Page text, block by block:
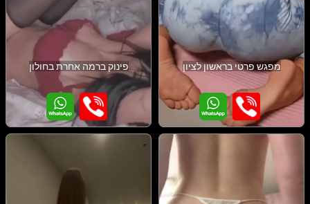
מפגש פרטי בראשון לציון פינוק ברמה אחרת בחולון